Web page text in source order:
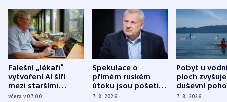
Falešní „lékaři“
vytvoření AI šíří
mezi staršími
Poláky nebezpečné
včera v 07:00
Spekulace o
přímém ruském
útoku jsou pošetilé,
míní estonský
7. 8. 2026
Pobyt u
ploch zvyšuje
duševní
ukázala
7. 8. 2026